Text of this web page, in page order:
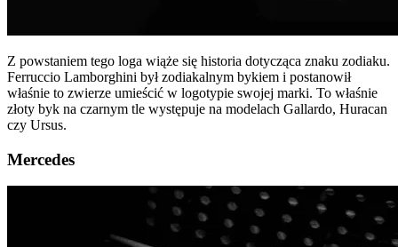
Z powstaniem tego loga wiąże się historia dotycząca znaku zodiaku.
Ferruccio Lamborghini był zodiakalnym bykiem i postanowił
właśnie to zwierze umieścić w logotypie swojej marki. To właśnie
złoty byk na czarnym tle występuje na modelach Gallardo, Huracan
czy Ursus.
Mercedes